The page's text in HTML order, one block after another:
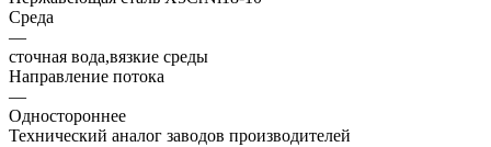
Среда
—
сточная вода,вязкие среды
Направление потока
—
Одностороннее
Технический аналог заводов производителей